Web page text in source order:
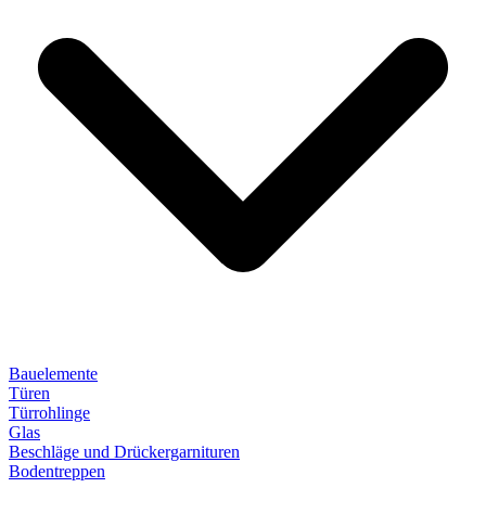
Bauelemente
Türen
Türrohlinge
Glas
Beschläge und Drückergarnituren
Bodentreppen